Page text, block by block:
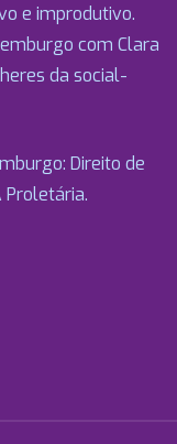
e improdutivo.
com Clara
da social-
Direito de